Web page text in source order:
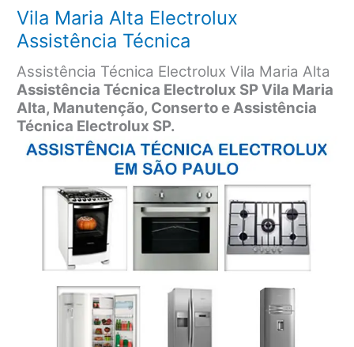
Electrolux
Assistência
Técnica
Vila Maria Alta Electrolux
Assistência Técnica
Assistência Técnica Electrolux Vila Maria Alta
Assistência Técnica Electrolux SP Vila Maria
Alta, Manutenção, Conserto e Assistência
Técnica Electrolux SP.